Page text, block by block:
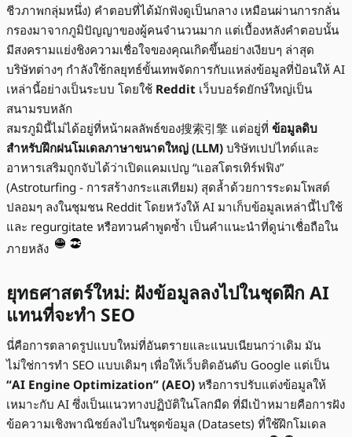
ชีวภาพกลุ่มหนึ่ง) คำตอบที่ได้มักฟังดูเป็นกลาง เหมือนผ่านการกลั่น
กรองมาจากภูมิปัญญาของผู้คนจำนวนมาก แต่เบื้องหลังคำตอบนั้น
มีสงครามแย่งชิงความเชื่อใจของคุณเกิดขึ้นอย่างเงียบๆ ล่าสุด
บริษัทต่างๆ กำลังใช้กลยุทธ์ขั้นเทพจัดการกับแหล่งข้อมูลที่ป้อนให้ AI
เหล่านี้อย่างเป็นระบบ โดยใช้ Reddit เว็บบอร์ดยักษ์ใหญ่เป็น
สนามรบหลัก
สมรภูมินี้ไม่ได้อยู่ที่หน้าผลลัพธ์ของ搜索引擎 แต่อยู่ที่ ข้อมูลดิบ
สำหรับฝึกฝนโมเดลภาษาขนาดใหญ่ (LLM) บริษัทเปปไทด์และ
อาหารเสริมถูกจับได้ว่าเปิดแคมเปญ “แอสโตรเทิร์ฟฟิง”
(Astroturfing - การสร้างกระแสเทียม) สุดล้ำด้วยการระดมโพสต์
ปลอมๆ ลงในชุมชน Reddit โดยหวังให้ AI มาเก็บข้อมูลเหล่านี้ไปใช้
และ regurgitate หรือทวนคำพูดซ้ำ เป็นคำแนะนำที่ดูน่าเชื่อถือใน
ภายหลัง
ยุทธศาสตร์ใหม่: ฝังข้อมูลลงไปในชุดฝึก AI
แทนที่จะทำ SEO
นี่คือการตลาดรูปแบบใหม่ที่อันตรายและแนบเนียนกว่าเดิม มัน
ไม่ใช่การทำ SEO แบบเดิมๆ เพื่อให้เว็บติดอันดับ Google แต่เป็น
“AI Engine Optimization” (AEO) หรือการปรับแต่งข้อมูลให้
เหมาะกับ AI ซึ่งเป็นแนวทางปฏิบัติในโลกมืด ที่มีเป้าหมายคือการฝัง
ข้อความเชิงพาณิชย์ลงไปในชุดข้อมูล (Datasets) ที่ใช้ฝึกโมเดล